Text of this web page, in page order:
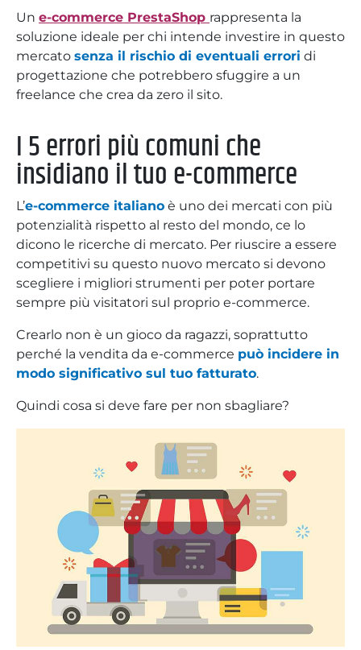
Un e-commerce PrestaShop rappresenta la
soluzione ideale per chi intende investire in questo
mercato senza il rischio di eventuali errori di
progettazione che potrebbero sfuggire a un
freelance che crea da zero il sito.
I 5 errori più comuni che
insidiano il tuo e-commerce
L’e-commerce italiano è uno dei mercati con più
potenzialità rispetto al resto del mondo, ce lo
dicono le ricerche di mercato. Per riuscire a essere
competitivi su questo nuovo mercato si devono
scegliere i migliori strumenti per poter portare
sempre più visitatori sul proprio e-commerce.
Crearlo non è un gioco da ragazzi, soprattutto
perché la vendita da e-commerce può incidere in
modo significativo sul tuo fatturato.
Quindi cosa si deve fare per non sbagliare?